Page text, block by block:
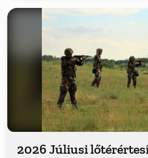
2026 Júliusi